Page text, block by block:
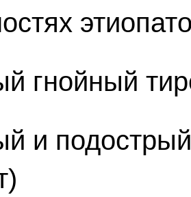
гнойный
и